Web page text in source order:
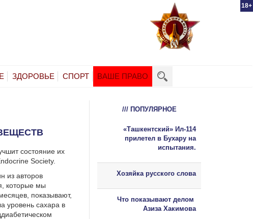
18+
ЗДОРОВЬЕ СПОРТ ВАШЕ ПРАВО
состояние их
Society.
из авторов
которые мы
показывают,
уровень сахара в
/// ПОПУЛЯРНОЕ
«Ташкентский» Ил-114
прилетел в Бухару на
испытания.
Хозяйка русского слова
Что показывают делом
Азиза Хакимова